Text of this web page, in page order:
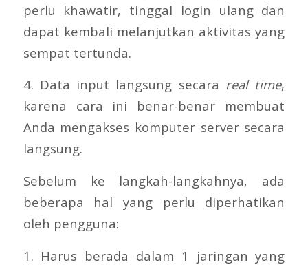
perlu khawatir, tinggal login ulang dan
dapat kembali melanjutkan aktivitas yang
sempat tertunda.
4. Data input langsung secara real time,
karena cara ini benar-benar membuat
Anda mengakses komputer server secara
langsung.
Sebelum ke langkah-langkahnya, ada
beberapa hal yang perlu diperhatikan
oleh pengguna:
1. Harus berada dalam 1 jaringan yang